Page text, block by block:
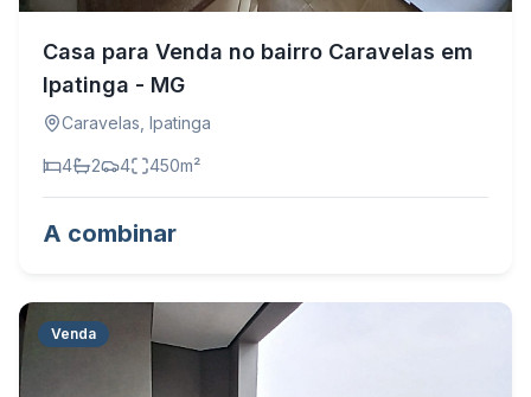
Casa para Venda no bairro Caravelas em
Ipatinga - MG
Caravelas Ipatinga
4 2 4 450m²
A combinar
Venda